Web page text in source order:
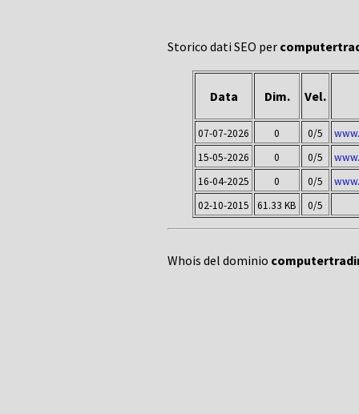
Storico dati SEO per
Data Dim. Vel.
07-07-2026 0 0/5
15-05-2026
0 0/5
16-04-2025
0 0/5
02-10-2015
61.33 KB 0/5
Whois del dominio